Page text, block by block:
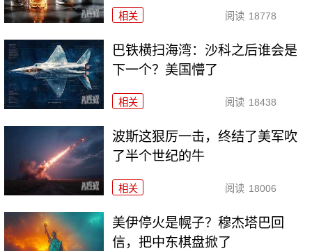
相关 阅读 18778
巴铁横扫海湾：沙科之后谁会是
下一个？美国懵了
相关 阅读 18438
波斯这狠厉一击，终结了美军吹
了半个世纪的牛
相关 阅读 18006
美伊停火是幌子？穆杰塔巴回
信，把中东棋盘掀了